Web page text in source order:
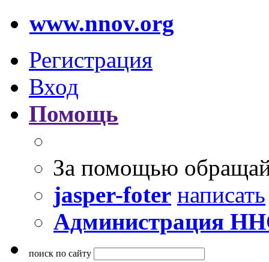
www.nnov.org
Регистрация
Вход
Помощь
За помощью
jasper-foter написать
Администрация
поиск по сайту